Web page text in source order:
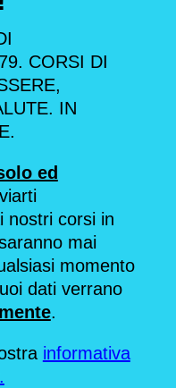
CORSI DI
IN
ed
nostri corsi in
mai
momento
dati verrano
.
informativa